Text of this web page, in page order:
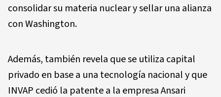
consolidar su materia nuclear y sellar una alianza
con Washington.
Además, también revela que se utiliza capital
privado en base a una tecnología nacional y que
INVAP cedió la patente a la empresa Ansari